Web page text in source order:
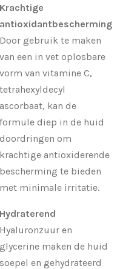
Krachtige
antioxidantbescherming
Door gebruik te maken
van een in vet oplosbare
vorm van vitamine C,
tetrahexyldecyl
ascorbaat, kan de
formule diep in de huid
doordringen om
krachtige antioxiderende
bescherming te bieden
met minimale irritatie.
Hydraterend
Hyaluronzuur en
glycerine maken de huid
soepel en gehydrateerd